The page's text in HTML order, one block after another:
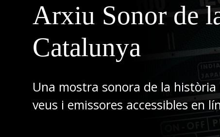
Arxiu Sonor de
Catalunya
Una mostra sonora de la
veus i emissores accessibles en